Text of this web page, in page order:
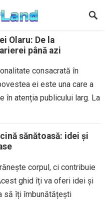
Olaru: De la
până azi
consacrată în
ei este una care a
în atenția publicului larg. La
sănătoasă: idei și
corpul, ci contribuie
ghid îți va oferi idei și
să îți îmbunătățești